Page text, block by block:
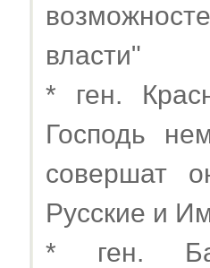
власти"
* ген.
Господь
совершат
Русские и
* ген.